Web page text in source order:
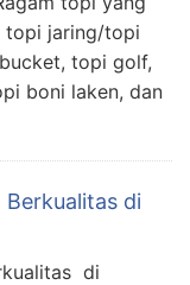
topi jaring/topi
topi golf,
boni laken, dan
di
di